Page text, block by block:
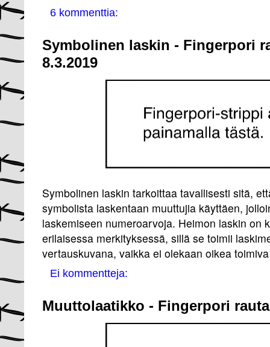
6 kommenttia:
Symbolinen laskin - Fingerpori
8.3.2019
Symbolinen laskin tarkoittaa tavallisesti sitä,
symbolista laskentaan muuttujia käyttäen,
laskemiseen numeroarvoja. Heimon laskin on
erilaisessa merkityksessä, sillä se toimii
vertauskuvana, vaikka ei olekaan oikea
Ei kommentteja:
Muuttolaatikko - Fingerpori